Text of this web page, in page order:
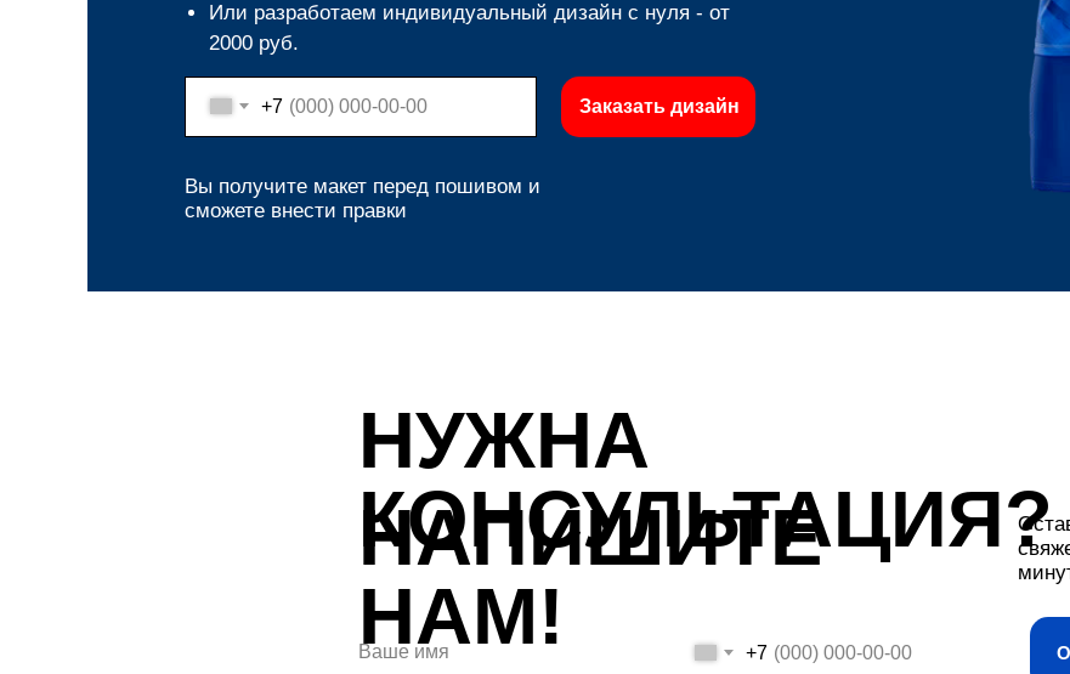
+7 Заказать дизайн
Или разработаем индивидуальный дизайн с нуля - от
2000 руб.
Вы получите макет перед пошивом и
сможете внести правки
НУЖНА
КОНСУЛЬТАЦИЯ?
НАПИШИТЕ
НАМ!
+7